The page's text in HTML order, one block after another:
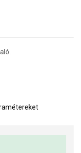
számunkra.